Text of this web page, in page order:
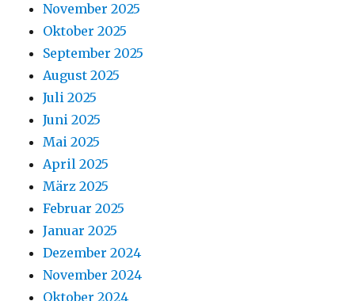
November 2025
Oktober 2025
September 2025
August 2025
Juli 2025
Juni 2025
Mai 2025
April 2025
März 2025
Februar 2025
Januar 2025
Dezember 2024
November 2024
Oktober 2024